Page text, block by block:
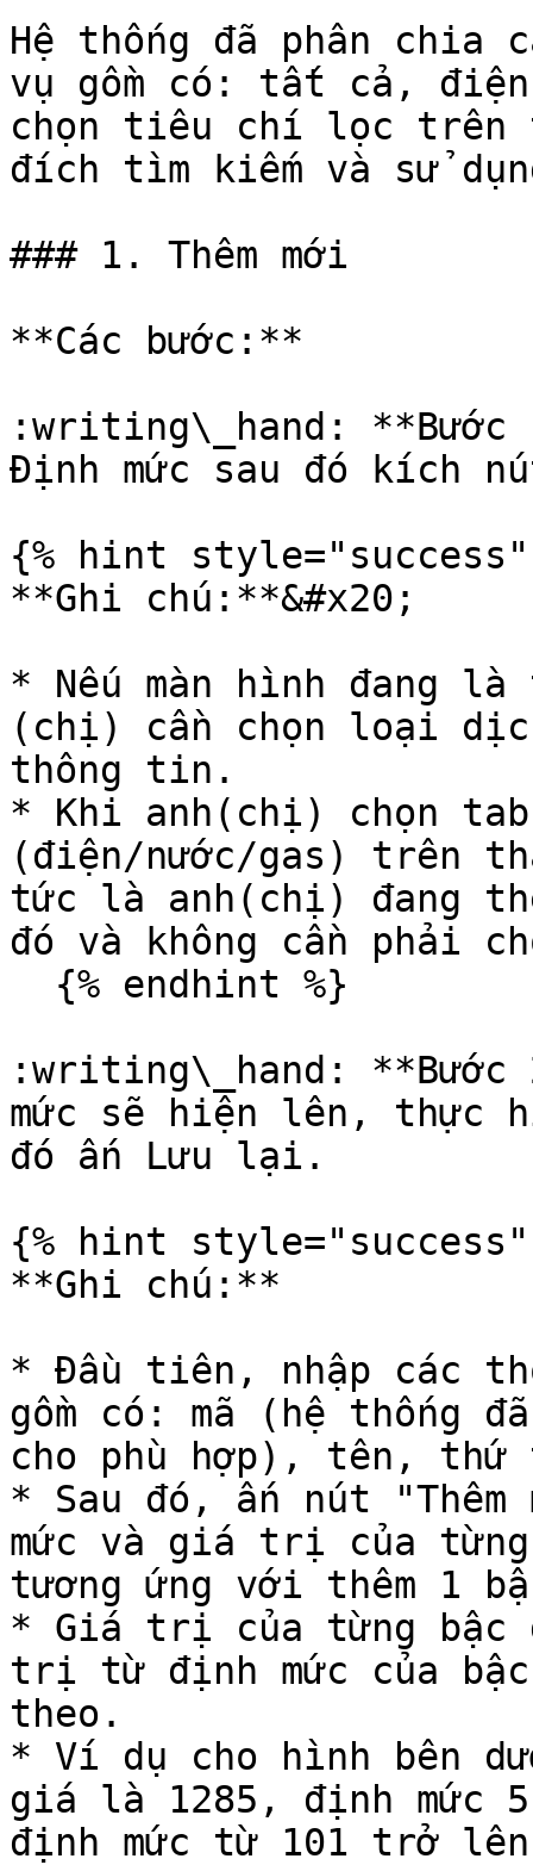
Hệ thống đã phân
vụ gồm có: tất cả,
chọn tiêu chí lọc trên
đích tìm kiếm và sử
### 1. Thêm mới
**Các bước:**
:writing\_hand: **Bước
Định mức sau đó kích
{% hint style="success"
**Ghi chú:**&#x20;
* Nếu màn hình đang
(chị) cần chọn loại
thông tin.
* Khi anh(chị) chọn
(điện/nước/gas) trên
tức là anh(chị) đang
đó và không cần phải
:writing\_hand: **Bước
mức sẽ hiện lên, thực
đó ấn Lưu lại.
{% hint style="success"
**Ghi chú:**
* Đầu tiên, nhập các
gồm có: mã (hệ thống
cho phù hợp), tên,
* Sau đó, ấn nút
mức và giá trị của
tương ứng với thêm 1
* Giá trị của từng bậc
trị từ định mức của
theo.
* Ví dụ cho hình bên
giá là 1285, định mức
định mức từ 101 trở